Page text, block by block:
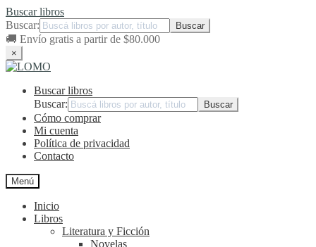
Buscar libros
Buscar:
🚚 Envío gratis a partir de $80.000
×
Ir
navegación
Ir
contenidoBuscar libros
Buscar:
Cómo comprar
Mi cuenta
Política de privacidad
Contacto
Menú
Inicio
Libros
Literatura y Ficción
Novelas